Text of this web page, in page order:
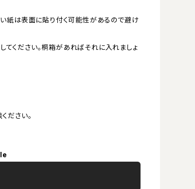
い紙は表面に貼り付く可能性があるので避け
ください。桐箱があればそれに入れましょ
ださい。